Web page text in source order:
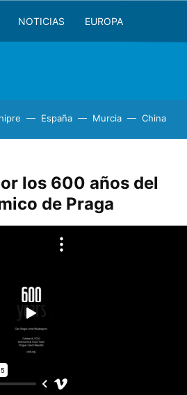
NOTICIAS EUROPA
España Murcia China
los 600 años del
de Praga